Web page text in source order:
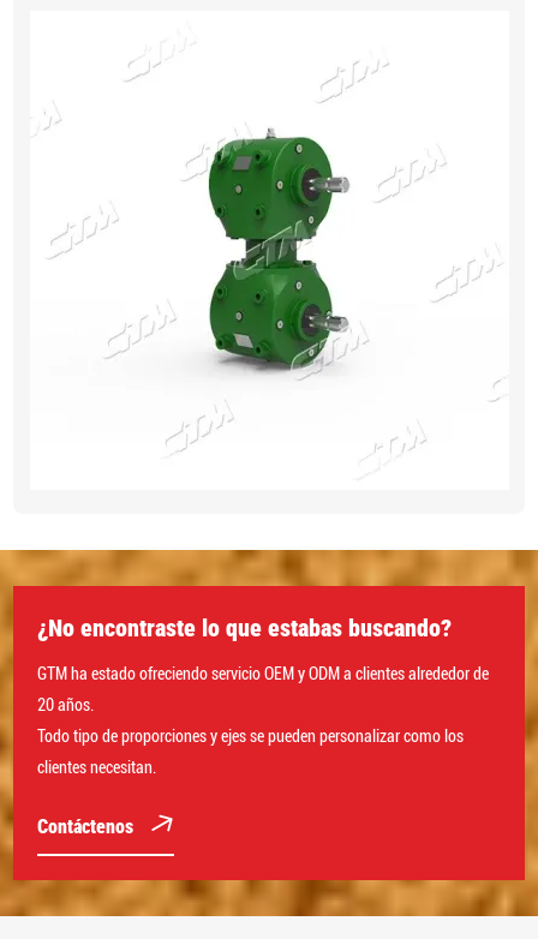
¿No encontraste lo que estabas buscando?
GTM ha estado ofreciendo servicio OEM y ODM a clientes alrededor de
20 años.
Todo tipo de proporciones y ejes se pueden personalizar como los
clientes necesitan.
Contáctenos